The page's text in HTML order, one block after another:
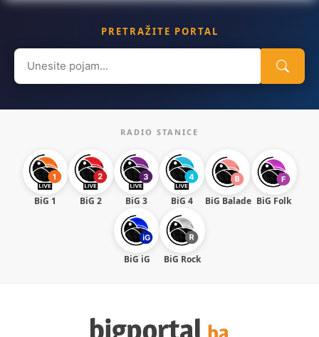
PRETRAŽITE PORTAL
Search
for:
RADIO STANICE
BiG 1 BiG 2 BiG 3 BiG 4 BiG Balade BiG Folk
BiG iG BiG Rock